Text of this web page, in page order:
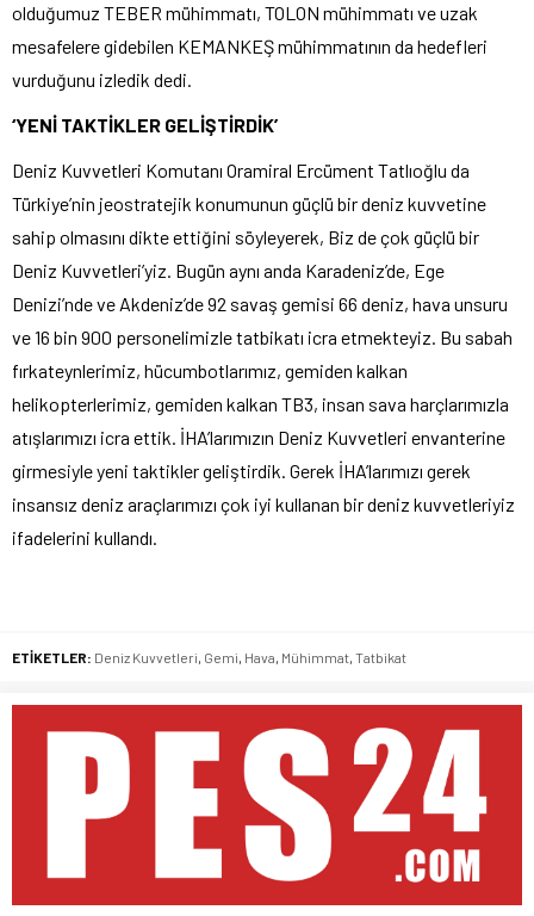
olduğumuz TEBER mühimmatı, TOLON mühimmatı ve uzak
mesafelere gidebilen KEMANKEŞ mühimmatının da hedefleri
vurduğunu izledik dedi.
‘YENİ TAKTİKLER GELİŞTİRDİK’
Deniz Kuvvetleri Komutanı Oramiral Ercüment Tatlıoğlu da
Türkiye’nin jeostratejik konumunun güçlü bir deniz kuvvetine
sahip olmasını dikte ettiğini söyleyerek, Biz de çok güçlü bir
Deniz Kuvvetleri’yiz. Bugün aynı anda Karadeniz’de, Ege
Denizi’nde ve Akdeniz’de 92 savaş gemisi 66 deniz, hava unsuru
ve 16 bin 900 personelimizle tatbikatı icra etmekteyiz. Bu sabah
fırkateynlerimiz, hücumbotlarımız, gemiden kalkan
helikopterlerimiz, gemiden kalkan TB3, insan sava harçlarımızla
atışlarımızı icra ettik. İHA’larımızın Deniz Kuvvetleri envanterine
girmesiyle yeni taktikler geliştirdik. Gerek İHA’larımızı gerek
insansız deniz araçlarımızı çok iyi kullanan bir deniz kuvvetleriyiz
ifadelerini kullandı.
ETİKETLER: Deniz Kuvvetleri, Gemi, Hava, Mühimmat, Tatbikat